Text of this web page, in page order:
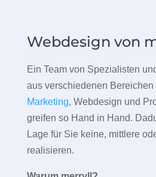
Webdesign von
Ein Team von Spezialisten
aus verschiedenen Bereichen
Marketing, Webdesign und
greifen so Hand in Hand.
Lage für Sie keine, mittlere
realisieren.